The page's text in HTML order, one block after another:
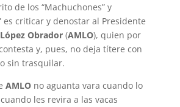
de los “Machuchones” y
es criticar y denostar al Presidente
Obrador (AMLO), quien por
y, pues, no deja títere con
sin trasquilar.
AMLO no aguanta vara cuando lo
les revira a las vacas